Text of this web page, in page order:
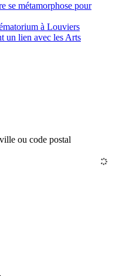
se métamorphose pour
à Louviers
un lien avec les Arts
ou code postal